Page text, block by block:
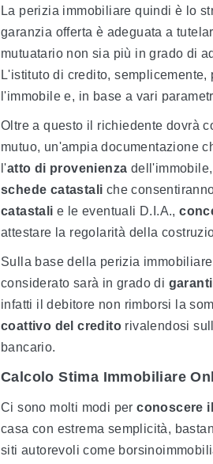
La perizia immobiliare quindi è lo
garanzia offerta è adeguata a
mutuatario non sia più in grado di
L'istituto di credito, semplicemente,
l'immobile e, in base a vari
Oltre a questo il richiedente dovrà
mutuo, un'ampia documentazione
l'atto di provenienza
schede catastali che
catastali e le eventuali D.I.A.,
attestare la regolarità della
Sulla base della perizia
considerato sarà in grado di
infatti il debitore non rimborsi la
coattivo del credito rivalendosi
bancario.
Calcolo Stima Immobiliare
Ci sono molti modi perconoscere
casa con estrema semplicità,
siti autorevoli come